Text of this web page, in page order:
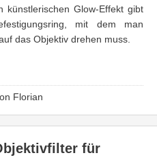
künstlerischen Glow-Effekt gibt
mit dem man
das Objektiv drehen muss.
Florian
für